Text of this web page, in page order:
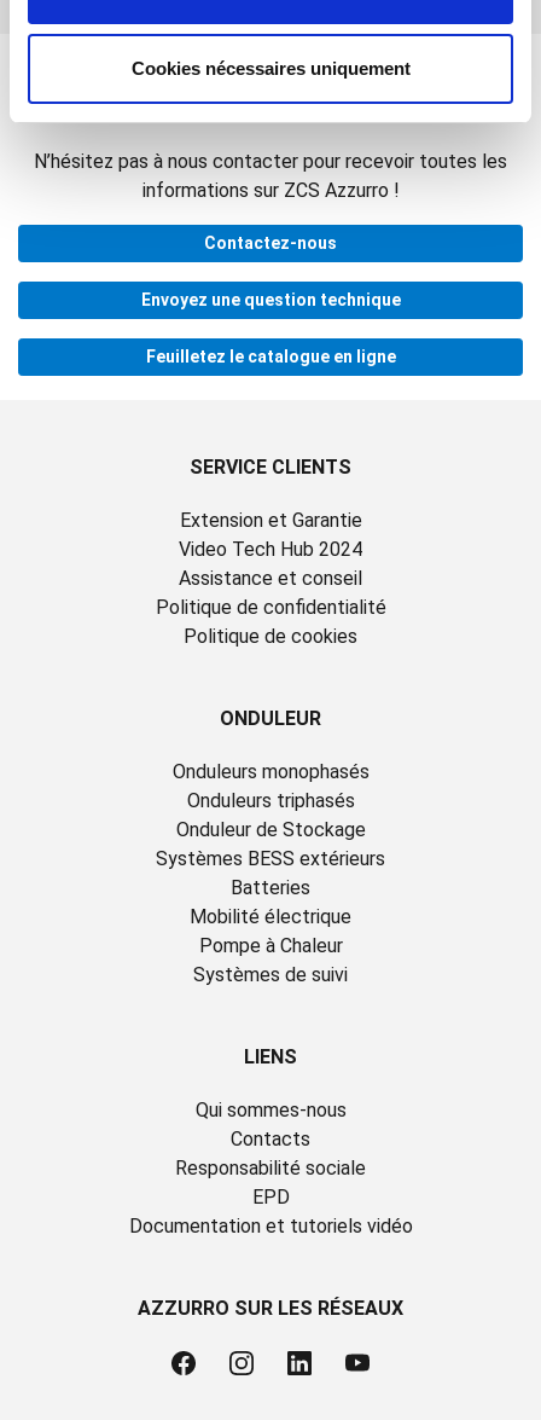
Cookies nécessaires uniquement
ZCS ?
N’hésitez pas à nous contacter pour recevoir toutes les
informations sur ZCS Azzurro !
Contactez-nous
Envoyez une question technique
Feuilletez le catalogue en ligne
SERVICE CLIENTS
Extension et Garantie
Video Tech Hub 2024
Assistance et conseil
Politique de confidentialité
Politique de cookies
ONDULEUR
Onduleurs monophasés
Onduleurs triphasés
Onduleur de Stockage
Systèmes BESS extérieurs
Batteries
Mobilité électrique
Pompe à Chaleur
Systèmes de suivi
LIENS
Qui sommes-nous
Contacts
Responsabilité sociale
EPD
Documentation et tutoriels vidéo
AZZURRO SUR LES RÉSEAUX